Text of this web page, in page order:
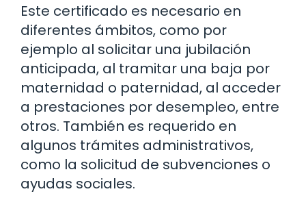
Este certificado es necesario en
diferentes ámbitos, como por
ejemplo al solicitar una jubilación
anticipada, al tramitar una baja por
maternidad o paternidad, al acceder
a prestaciones por desempleo, entre
otros. También es requerido en
algunos trámites administrativos,
como la solicitud de subvenciones o
ayudas sociales.